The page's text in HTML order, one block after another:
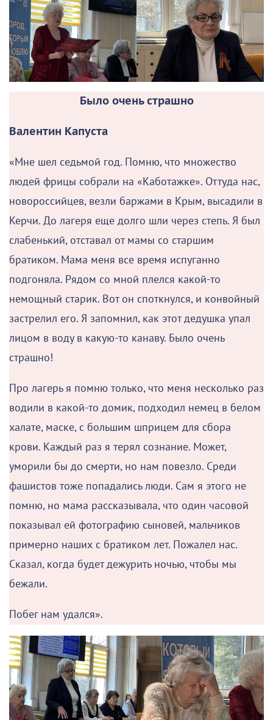
Было очень страшно
Валентин Капуста
«Мне шел седьмой год. Помню, что множество
людей фрицы собрали на «Каботажке». Оттуда нас,
новороссийцев, везли баржами в Крым, высадили в
Керчи. До лагеря еще долго шли через степь. Я был
слабенький, отставал от мамы со старшим
братиком. Мама меня все время испуганно
подгоняла. Рядом со мной плелся какой-то
немощный старик. Вот он споткнулся, и конвойный
застрелил его. Я запомнил, как этот дедушка упал
лицом в воду в какую-то канаву. Было очень
страшно!
Про лагерь я помню только, что меня несколько раз
водили в какой-то домик, подходил немец в белом
халате, маске, с большим шприцем для сбора
крови. Каждый раз я терял сознание. Может,
уморили бы до смерти, но нам повезло. Среди
фашистов тоже попадались люди. Сам я этого не
помню, но мама рассказывала, что один часовой
показывал ей фотографию сыновей, мальчиков
примерно наших с братиком лет. Пожалел нас.
Сказал, когда будет дежурить ночью, чтобы мы
бежали.
Побег нам удался».